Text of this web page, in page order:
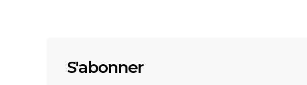
S'abonner